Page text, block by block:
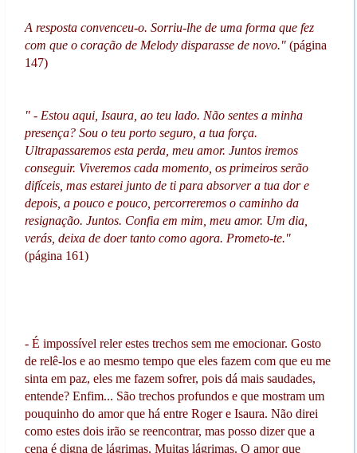
A resposta convenceu-o. Sorriu-lhe de uma forma que fez
com que o coração de Melody disparasse de novo."(página
147)
" - Estou aqui, Isaura, ao teu lado. Não sentes a minha
presença? Sou o teu porto seguro, a tua força.
Ultrapassaremos esta perda, meu amor. Juntos iremos
conseguir. Viveremos cada momento, os primeiros serão
difíceis, mas estarei junto de ti para absorver a tua dor e
depois, a pouco e pouco, percorreremos o caminho da
resignação. Juntos. Confia em mim, meu amor. Um dia,
verás, deixa de doer tanto como agora. Prometo-te."
(página 161)
- É impossível reler estes trechos sem me emocionar. Gosto
de relê-los e ao mesmo tempo que eles fazem com que eu me
sinta em paz, eles me fazem sofrer, pois dá mais saudades,
entende? Enfim... São trechos profundos e que mostram um
pouquinho do amor que há entre Roger e Isaura. Não direi
como estes dois irão se reencontrar, mas posso dizer que a
cena é digna de lágrimas. Muitas lágrimas. O amor que